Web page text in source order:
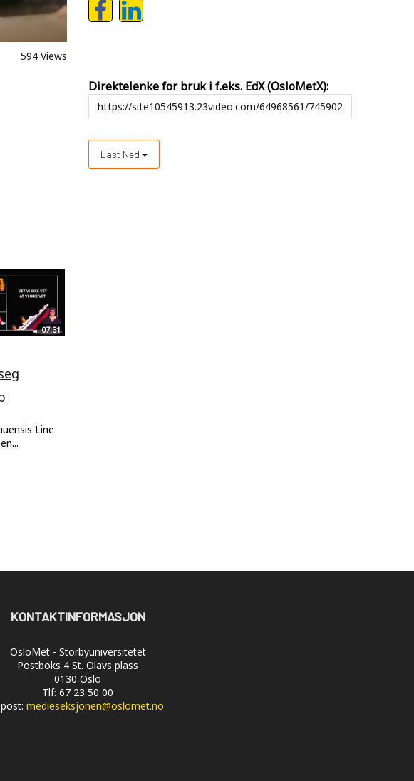
594 Views
07:31
Line
Direktelenke for bruk i f.eks. EdX (OsloMetX):
Last Ned
KONTAKTINFORMASJON
OsloMet - Storbyuniversitetet
Postboks 4 St. Olavs plass
0130 Oslo
Tlf: 67 23 50 00
medieseksjonen@oslomet.no